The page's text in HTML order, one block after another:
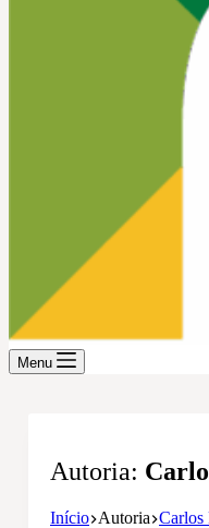
Menu
Autoria
Início Autoria Carlos